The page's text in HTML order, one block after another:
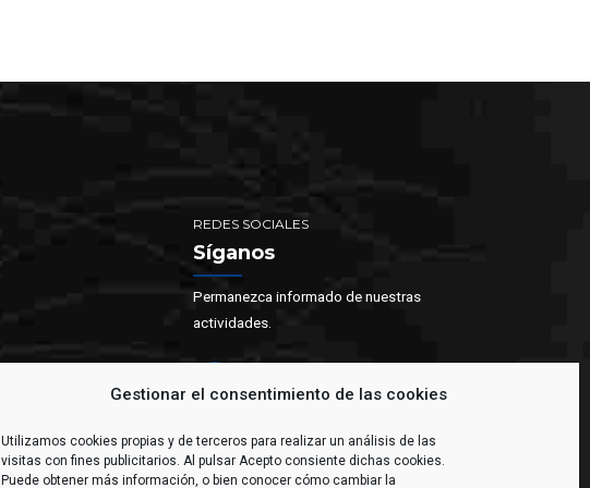
Gestionar el consentimiento de las cookies
Utilizamos cookies propias y de terceros para realizar un análisis de las
visitas con fines publicitarios. Al pulsar Acepto consiente dichas cookies.
Puede obtener más información, o bien conocer cómo cambiar la
REDES SOCIALES
Síganos
Permanezca informado de nuestras
actividades.